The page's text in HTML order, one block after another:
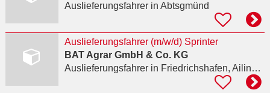
Auslieferungsfahrerin Abtsgmünd
Auslieferungsfahrer (m/w/d) Sprinter
BAT Agrar GmbH & Co. KG
Auslieferungsfahrerin Friedrichshafen, Ailingen